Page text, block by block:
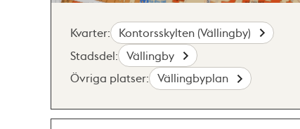
Kvarter:
Kontorsskylten (Vällingby)
Stadsdel:
Vällingby
Övriga platser:
Vällingbyplan